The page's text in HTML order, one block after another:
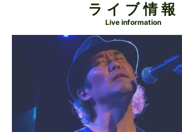
ライブ情報
Live information